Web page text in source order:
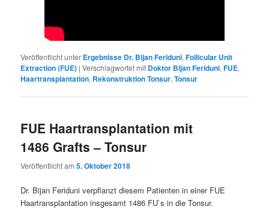
Veröffentlicht unter Ergebnisse Dr. Bijan Feriduni,Follicular Unit
Extraction (FUE) |Verschlagwortet mit Doktor Bijan Feriduni,FUE,
Haartransplantation, Rekonstruktion Tonsur,Tonsur
FUE Haartransplantation mit
1486 Grafts – Tonsur
Veröffentlicht am5. Oktober 2018
Dr. Bijan Feriduni verpflanzt diesem Patienten in einer FUE
Haartransplantation insgesamt 1486 FU`s in die Tonsur.